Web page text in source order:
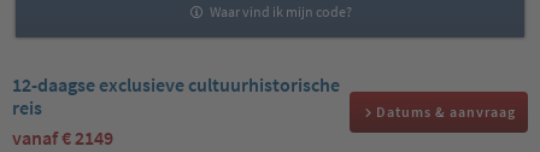
Waar vind ik mijn code?
12-daagse exclusieve cultuurhistorische
reis
vanaf€ 2149
Datums & aanvraag